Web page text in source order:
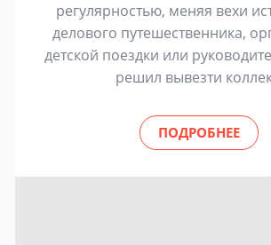
регулярностью, меняя вехи
делового путешественника,
детской поездки или
решил вывезти
ПОДРОБНЕЕ